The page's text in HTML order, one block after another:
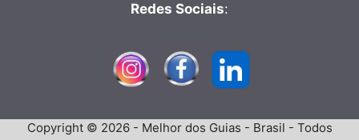
Redes Sociais:
Copyright © 2026 - Melhor dos Guias - Brasil - Todos